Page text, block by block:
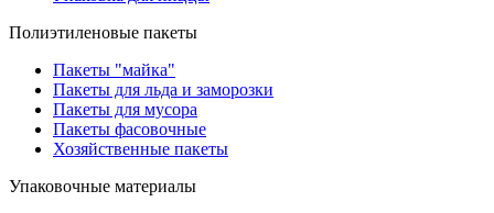
Полиэтиленовые пакеты
Пакеты "майка"
Пакеты для льда и заморозки
Пакеты для мусора
Пакеты фасовочные
Хозяйственные пакеты
Упаковочные материалы